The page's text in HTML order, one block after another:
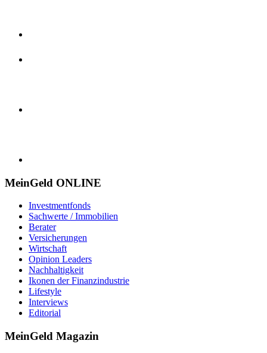
MeinGeld ONLINE
Investmentfonds
Sachwerte / Immobilien
Berater
Versicherungen
Wirtschaft
Opinion Leaders
Nachhaltigkeit
Ikonen der Finanzindustrie
Lifestyle
Interviews
Editorial
MeinGeld Magazin